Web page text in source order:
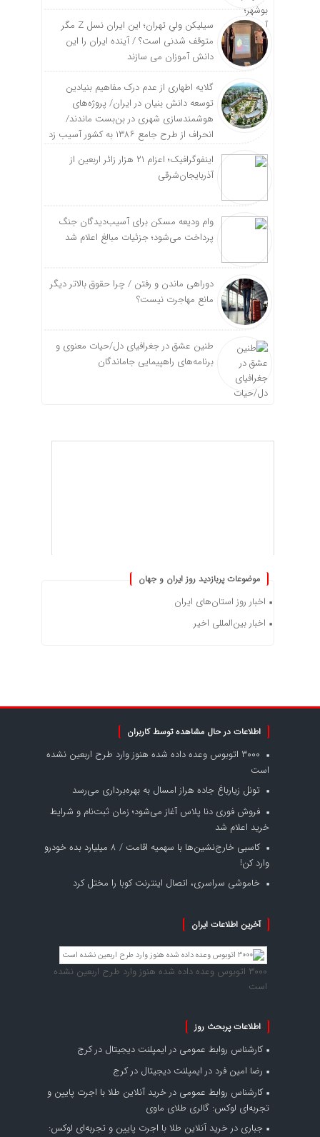
سیلیکن ولیِ تهران؛ این ایران نسل Z مگر
متوقف شدنی است؟ / آینده ایران را این
دانش آموزان می سازند
گلایه اطهاری از عدم درک مفاهیم بنیادین
توسعه دانش بنیان در ایران/ پروژه‌های
هوشمندسازی شهری در بن‌بست ماندند/
انحراف از طرح جامع ۱۳۸۶ به کشور آسیب زد
اینفوگرافیک؛ اعزام ۲۱ هزار زائر اربعین از
آذربایجان‌شرقی
وام ودیعه مسکن برای آسیب‌دیدگان جنگ
پرداخت می‌شود؛ جزئیات مبالغ اعلام شد
دوراهی ماندن و رفتن / چرا حقوق بالاتر دیگر
مانع مهاجرت نیست؟
طنین عشق در جغرافیای دل/حیات معنوی و
برنامه‌های راهپیمایی جاماندگان
موضوعات پربازدید روز ایران و جهان
اخبار روز استان‌های ایران
اخبار بین‌المللی اخیر
اطلاعات در حال مشاهده توسط کاربران
۳۰۰۰ اتوبوس وعده داده شده هنوز وارد طرح اربعین نشده
است
تونل زیارباغ جاده هراز امسال به بهره‌برداری می‌رسد
فروش فوری دنا پلاس آغاز می‌شود؛ زمان ثبت‌نام و شرایط
خرید اعلام شد
کاسبی خارج‌نشین‌ها با سهمیه اقامت / ۸ میلیارد بده خودرو
وارد کن!
خاموشی سراسری، اتصال اینترنت کوبا را مختل کرد
آخرین اطلاعات ایران
۳۰۰۰ اتوبوس وعده داده شده هنوز وارد طرح اربعین نشده
است
اطلاعات پربحث روز
کارشناس روابط عمومی در ایمپلنت دیجیتال در کرج
رضا امین فرد در ایمپلنت دیجیتال در کرج
کارشناس روابط عمومی در خرید آنلاین طلا با اجرت پایین و
تجربه‌ای لوکس: گالری طلای ماوی
جباری در خرید آنلاین طلا با اجرت پایین و تجربه‌ای لوکس: